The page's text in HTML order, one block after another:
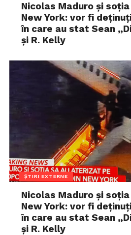
Nicolas Maduro și
New York: vor fi
în care au stat Sean
și R. Kelly
ȘTIRI EXTERNE
Nicolas Maduro și
New York: vor fi
în care au stat Sean
și R. Kelly